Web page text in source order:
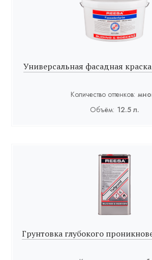
Универсальная фасадная
Количество оттенков:
Объём: 12.5 л.
Грунтовка глубокого